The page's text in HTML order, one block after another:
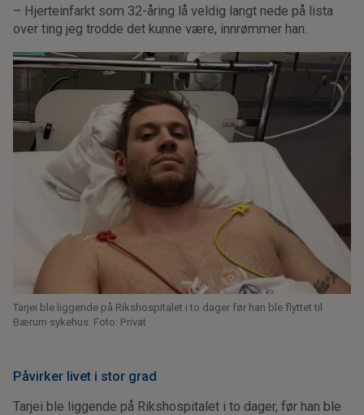
– Hjerteinfarkt som 32-åring lå veldig langt nede på lista
over ting jeg trodde det kunne være, innrømmer han.
Tarjei ble liggende på Rikshospitalet i to dager før han ble flyttet til
Bærum sykehus. Foto: Privat
Påvirker livet i stor grad
Tarjei ble liggende på Rikshospitalet i to dager, før han ble